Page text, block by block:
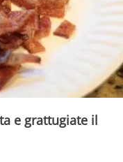
e grattugiate il